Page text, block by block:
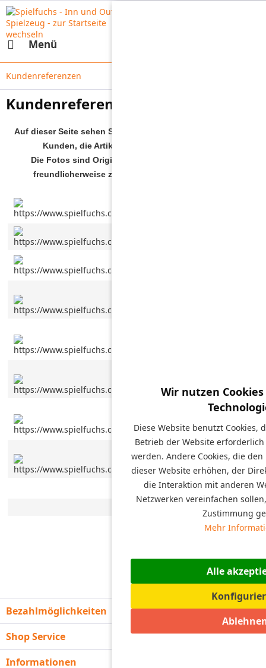
Menü
Kundenreferenzen
Kundenreferenzen
Auf dieser Seite sehen Sie einige Bilder aufgenommen von
Kunden, die Artikel bei uns erworben haben.
Die Fotos sind Originalbilder von Kunden, die uns
freundlicherweise zur Verfügung gestellt wurden.
Bezahlmöglichkeiten
Shop Service
Informationen
Wir nutzen
Diese Website benutzt Cookies,
Betrieb der Website
werden. Andere Cookies, die
dieser Website erhöhen, der
die Interaktion mit anderen
Netzwerken vereinfachen
Zustimmung
Mehr
Alle